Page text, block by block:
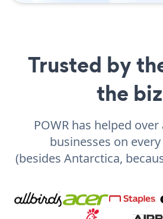
Trusted by
the
POWR has helped
businesses on
(besides Antarctica,